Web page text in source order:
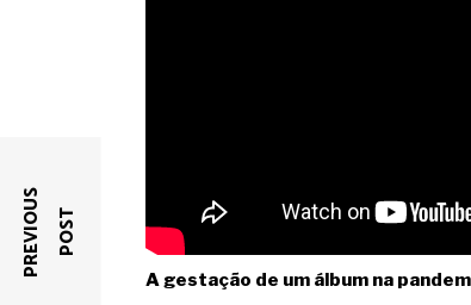
A gestação de um álbum na
P
R
E
V
I
O
U
S
P
O
S T